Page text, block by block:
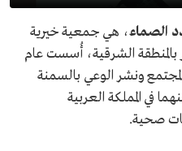
الصماء، هي جمعية خيرية
الشرقية، أُسست عام
المجتمع ونشر الوعي بالسمنة
في المملكة العربية
صحية.